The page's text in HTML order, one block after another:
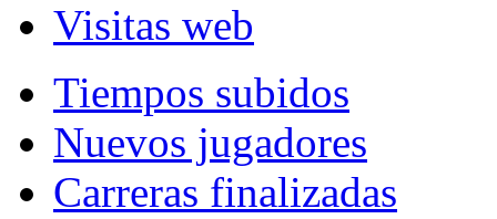
Visitas web
Tiempos subidos
Nuevos jugadores
Carreras finalizadas